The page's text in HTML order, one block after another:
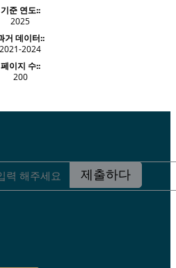
기준 연도::
2025
거 데이터::
2021-2024
페이지 수::
200
제출하다